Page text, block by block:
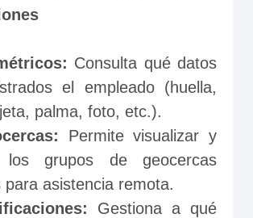
Consulta qué datos
el empleado (huella,
palma, foto, etc.).
Permite visualizar y
los grupos de geocercas
para asistencia remota.
Gestiona a qué